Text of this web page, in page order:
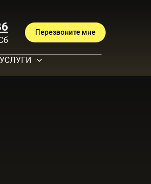
Перезвоните мне